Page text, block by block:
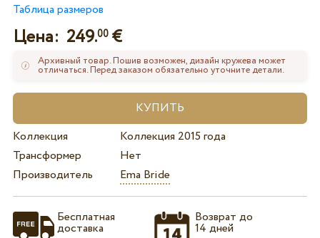
Таблица размеров
Цена: 249.00€
Архивный товар. Пошив возможен, дизайн кружева может
отличаться. Перед заказом обязательно уточните детали.
Коллекция
Коллекция 2015 года
Трансформер
Нет
Производитель
Ema Bride
Бесплатная
доставка
Возврат до
14 дней